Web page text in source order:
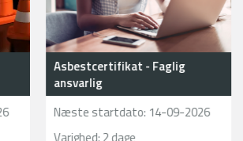
Asbestcertifikat - Faglig
ansvarlig
Næste startdato:14-09-2026
Varighed: 2 dage